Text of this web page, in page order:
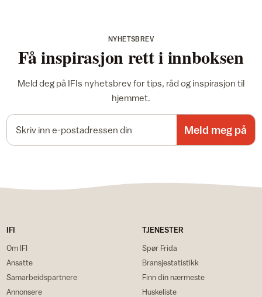
NYHETSBREV
Få inspirasjon rett i innboksen
Meld deg på IFIs nyhetsbrev for tips, råd og inspirasjon til
hjemmet.
Meld meg på
IFI
Om IFI
Ansatte
Samarbeidspartnere
Annonsere
TJENESTER
Spør Frida
Bransjestatistikk
Finn din nærmeste
Huskeliste